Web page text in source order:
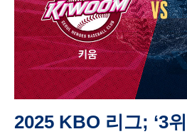
2025 KBO 리그; ‘3